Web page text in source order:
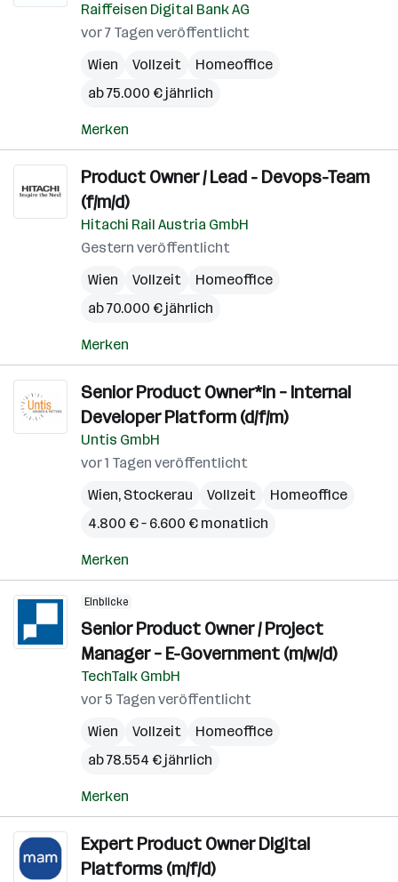
Raiffeisen Digital Bank AG
vor 7 Tagen veröffentlicht
Wien
Vollzeit
Homeoffice
ab 75.000 € jährlich
Merken
Product Owner / Lead - Devops-Team
(f/m/d)
Hitachi Rail Austria GmbH
Gestern veröffentlicht
Wien
Vollzeit
Homeoffice
ab 70.000 € jährlich
Merken
Senior Product Owner*in – Internal
Developer Platform (d/f/m)
Untis GmbH
vor 1 Tagen veröffentlicht
Wien, Stockerau Vollzeit
Homeoffice
4.800 € – 6.600 € monatlich
Merken
Einblicke
Senior Product Owner / Project
Manager – E-Government (m/w/d)
TechTalk GmbH
vor 5 Tagen veröffentlicht
Wien
Vollzeit
Homeoffice
ab 78.554 € jährlich
Merken
Expert Product Owner Digital
Platforms (m/f/d)